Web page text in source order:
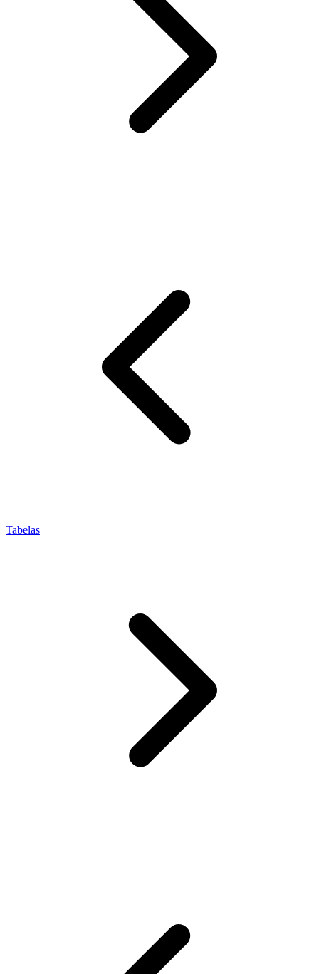
Tabelas